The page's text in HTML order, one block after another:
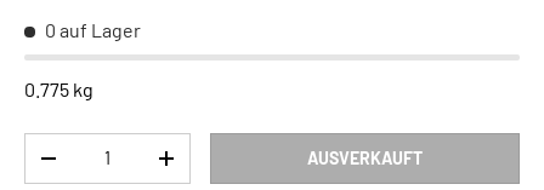
0 auf Lager
0.775 kg
MENGE VERRINGERNMENGE ERHÖHEN AUSVERKAUFT